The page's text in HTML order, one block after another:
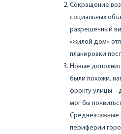
Сокращение
социальных
разрешенный
«жилой дом»
планировки
Новые
были похожи,
фронту улицы –
мог бы
Среднеэтажные
периферии